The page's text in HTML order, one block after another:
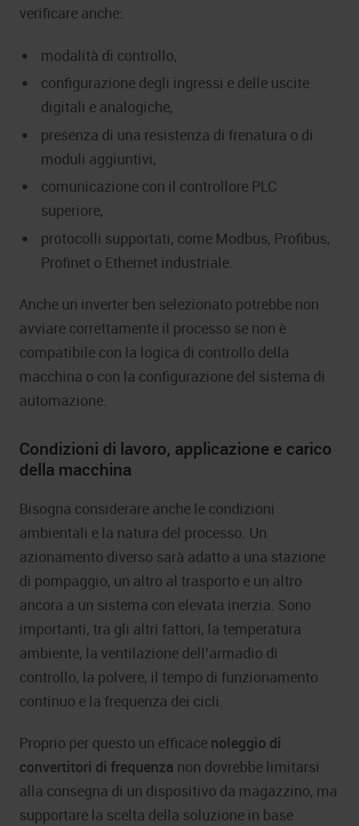
verificare anche:
modalità di controllo,
configurazione degli ingressi e delle uscite
digitali e analogiche,
presenza di una resistenza di frenatura o di
moduli aggiuntivi,
comunicazione con il controllore PLC
superiore,
protocolli supportati, come Modbus, Profibus,
Profinet o Ethernet industriale.
Anche un inverter ben selezionato potrebbe non
avviare correttamente il processo se non è
compatibile con la logica di controllo della
macchina o con la configurazione del sistema di
automazione.
Condizioni di lavoro, applicazione e carico
della macchina
Bisogna considerare anche le condizioni
ambientali e la natura del processo. Un
azionamento diverso sarà adatto a una stazione
di pompaggio, un altro al trasporto e un altro
ancora a un sistema con elevata inerzia. Sono
importanti, tra gli altri fattori, la temperatura
ambiente, la ventilazione dell’armadio di
controllo, la polvere, il tempo di funzionamento
continuo e la frequenza dei cicli.
Proprio per questo un efficace noleggio di
convertitori di frequenza non dovrebbe limitarsi
alla consegna di un dispositivo da magazzino, ma
supportare la scelta della soluzione in base